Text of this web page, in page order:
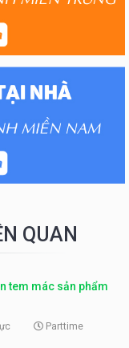
QUAN
tem mác sản phẩm
Parttime